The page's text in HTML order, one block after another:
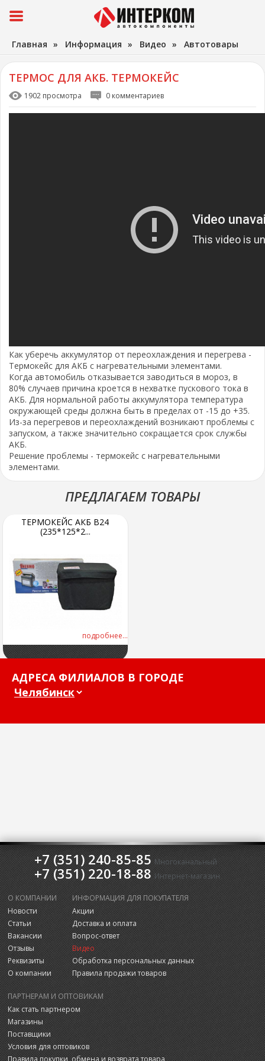
Главная » Информация » Видео » Автотовары
ТЕРМОС ДЛЯ АКБ. ТЕРМОКЕЙС
1902 просмотра 0 комментариев
Как уберечь аккумулятор от переохлаждения и перегрева -
Термокейс для АКБ с нагревательными элементами.
Когда автомобиль отказывается заводиться в мороз, в
80% случаев причина кроется в нехватке пускового тока в
АКБ. Для нормальной работы аккумулятора температура
окружающей среды должна быть в пределах от -15 до +35.
Из-за перегревов и переохлаждений возникают проблемы с
запуском, а также значительно сокращается срок службы
АКБ.
Решение проблемы - термокейс с нагревательными
элементами.
ПРЕДЛАГАЕМ ТОВАРЫ
ТЕРМОКЕЙС АКБ B24
(235*125*2...
подробнее...
АДРЕСА ФИЛИАЛОВ В ГОРОДЕ
+7 (351) 240-85-85 Многоканальный
+7 (351) 220-18-88 Интернет-магазин
О КОМПАНИИ
Новости
Статьи
Вакансии
Отзывы
Реквизиты
О компании
ИНФОРМАЦИЯ ДЛЯ ПОКУПАТЕЛЯ
Акции
Доставка и оплата
Вопрос-ответ
Видео
Обработка персональных данных
Правила продажи товаров
ПАРТНЕРАМ И ОПТОВИКАМ
Как стать партнером
Магазины
Поставщики
Условия для оптовиков